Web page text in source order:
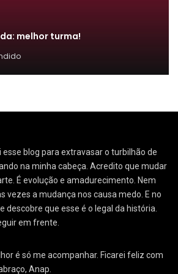
melhor turma!
esse blog para extravasar o turbilhão de
na minha cabeça. Acredito que mudar
É evolução e amadurecimento. Nem
vezes a mudança nos causa medo. E no
descobre que esse é o legal da história.
em frente.
é só me acompanhar. Ficarei feliz com
Anap.